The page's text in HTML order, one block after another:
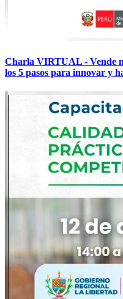
Charla VIRTUAL - Vende
los 5 pasos para innovar y